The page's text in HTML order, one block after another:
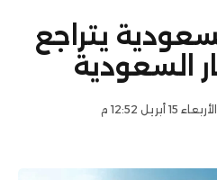
يتراجع
الأربعاء 15 أبريل 12:52 م